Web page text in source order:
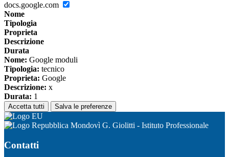
docs.google.com
Nome
Tipologia
Proprieta
Descrizione
Durata
Nome: Google moduli
Tipologia: tecnico
Proprieta: Google
Descrizione: x
Durata: 1
Accetta tutti Salva le preferenze
Mondovì G. Giolitti - Istituto Professionale
Contatti